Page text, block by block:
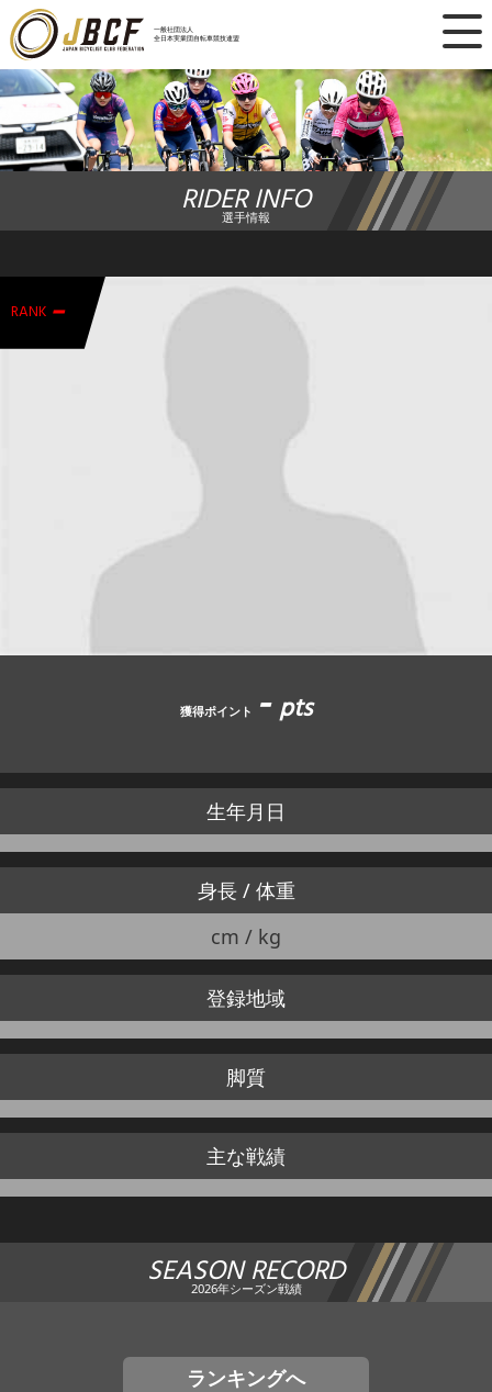
一般社団法人
全日本実業団自転車競技連盟
×
ニュース
レース日程
ランキング
チーム・選手
加盟・登録
エントリー
JBCF ROAD SERIESとは
RIDER INFO
選手情報
RANK -
獲得ポイント -pts
生年月日
身長 / 体重
cm / kg
登録地域
脚質
主な戦績
SEASON RECORD
2026年シーズン戦績
ランキングへ